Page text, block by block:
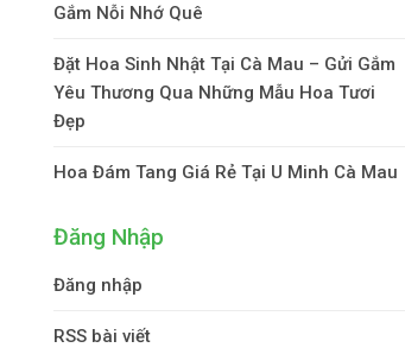
Gắm Nỗi Nhớ Quê
Đặt Hoa Sinh Nhật Tại Cà Mau – Gửi Gắm
Yêu Thương Qua Những Mẫu Hoa Tươi
Đẹp
Hoa Đám Tang Giá Rẻ Tại U Minh Cà Mau
Đăng Nhập
Đăng nhập
RSS bài viết